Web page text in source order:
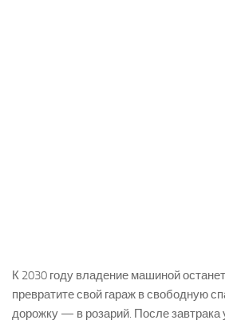
К 2030 году владение машиной
превратите свой гараж в свободную
дорожку — в розарий. После завтрака